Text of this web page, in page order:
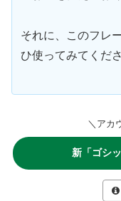
それに、このフレ
ひ使ってみてくださ
＼アカ
新「ゴシ